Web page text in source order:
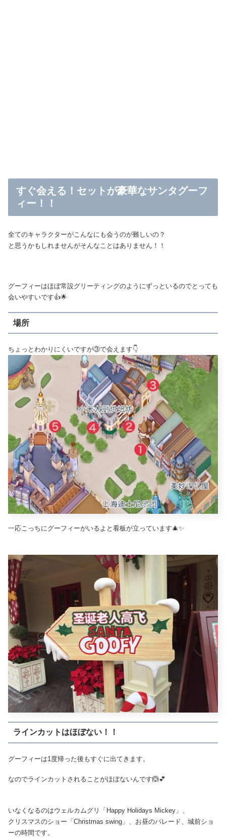
すぐ会える！セットが豪華なサンタグーフ
ィー！！
全てのキャラクターがこんなにも会うのが難しいの？
と思うかもしれませんがそんなことはありません！！
グーフィーはほぼ常設グリーティングのようにずっといるのでとっても
会いやすいです👍🌟
場所
ちょっとわかりにくいですが③で会えます👇
一応こっちにグーフィーがいるよと看板が立っています🎄✨
ラインカットはほぼない！！
グーフィーは1度帰った後もすぐに出てきます。
なのでラインカットされることがほぼないんです🙆💕
いなくなるのはウェルカムグリ「Happy Holidays Mickey」、
クリスマスのショー「Christmas swing」、お昼のパレード、城前ショ
ーの時間です。